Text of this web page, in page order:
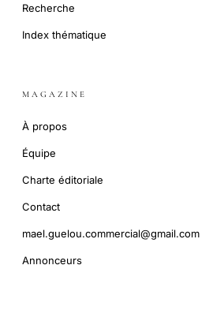
Recherche
Index thématique
MAGAZINE
À propos
Équipe
Charte éditoriale
Contact
mael.guelou.commercial@gmail.com
Annonceurs